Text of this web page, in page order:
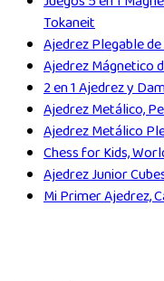
Tokaneit
Ajedrez Plegable
Ajedrez Mágnetico
2 en 1 Ajedrez y
Ajedrez Metálico,
Ajedrez Metálico
Chess for Kids,
Ajedrez Junior
Mi Primer Ajedrez,